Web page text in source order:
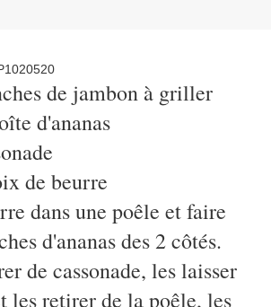
de jambon à griller
d'ananas
de beurre
dans une poêle et faire
d'ananas des 2 côtés.
de cassonade, les laisser
les retirer de la poêle, les